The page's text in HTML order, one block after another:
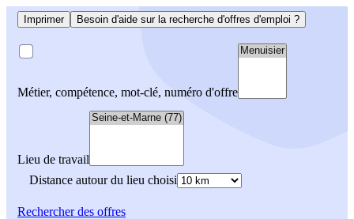
Imprimer Besoin d'aide sur la recherche d'offres d'emploi ?
Métier, compétence, mot-clé, numéro d'offre
Lieu de travail
Distance autour du lieu choisi
Rechercherdes offres